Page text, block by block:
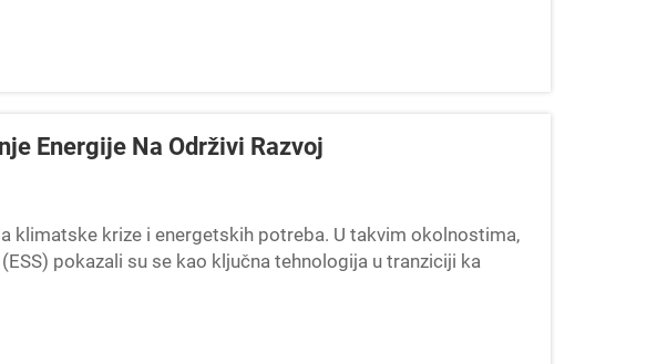
Energije Na Održivi Razvoj
klimatske krize i energetskih potreba. U takvim okolnostima,
pokazali su se kao ključna tehnologija u tranziciji ka
razmatraju se različite vrste...